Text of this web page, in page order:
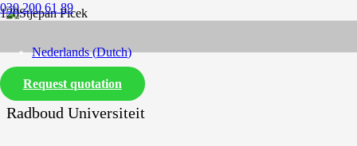
030 200 61 89
Nederlands(Dutch)
English
Request quotation
Radboud Universiteit